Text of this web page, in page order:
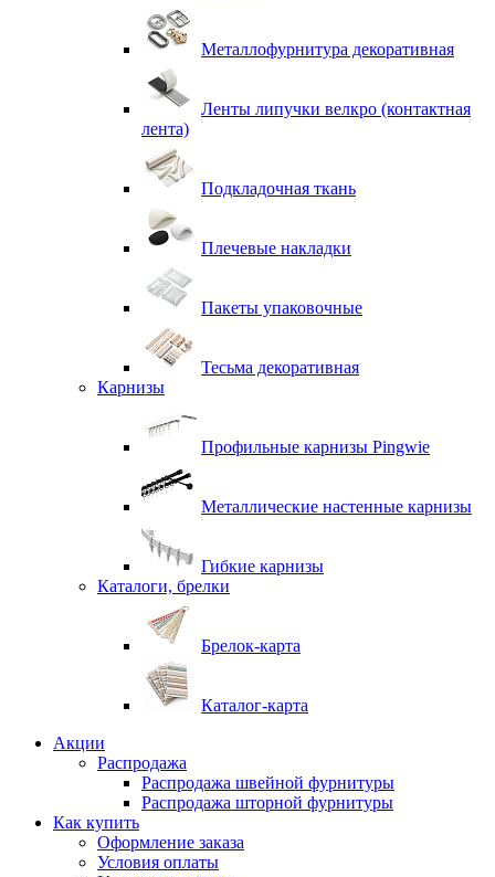
Металлофурнитура декоративная
Ленты липучки велкро (контактная
лента)
Подкладочная ткань
Плечевые накладки
Пакеты упаковочные
Тесьма декоративная
Карнизы
Профильные карнизы Pingwie
Металлические настенные карнизы
Гибкие карнизы
Каталоги, брелки
Брелок-карта
Каталог-карта
Акции
Распродажа
Распродажа швейной фурнитуры
Распродажа шторной фурнитуры
Как купить
Оформление заказа
Условия оплаты